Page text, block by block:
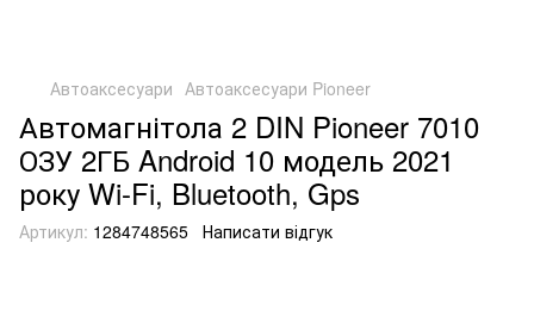
Автоаксесуари Автоаксесуари Pioneer
Автомагнітола 2 DIN Pioneer 7010
ОЗУ 2ГБ Android 10 модель 2021
року Wi-Fi, Bluetooth, Gps
Артикул: 1284748565 Написати відгук